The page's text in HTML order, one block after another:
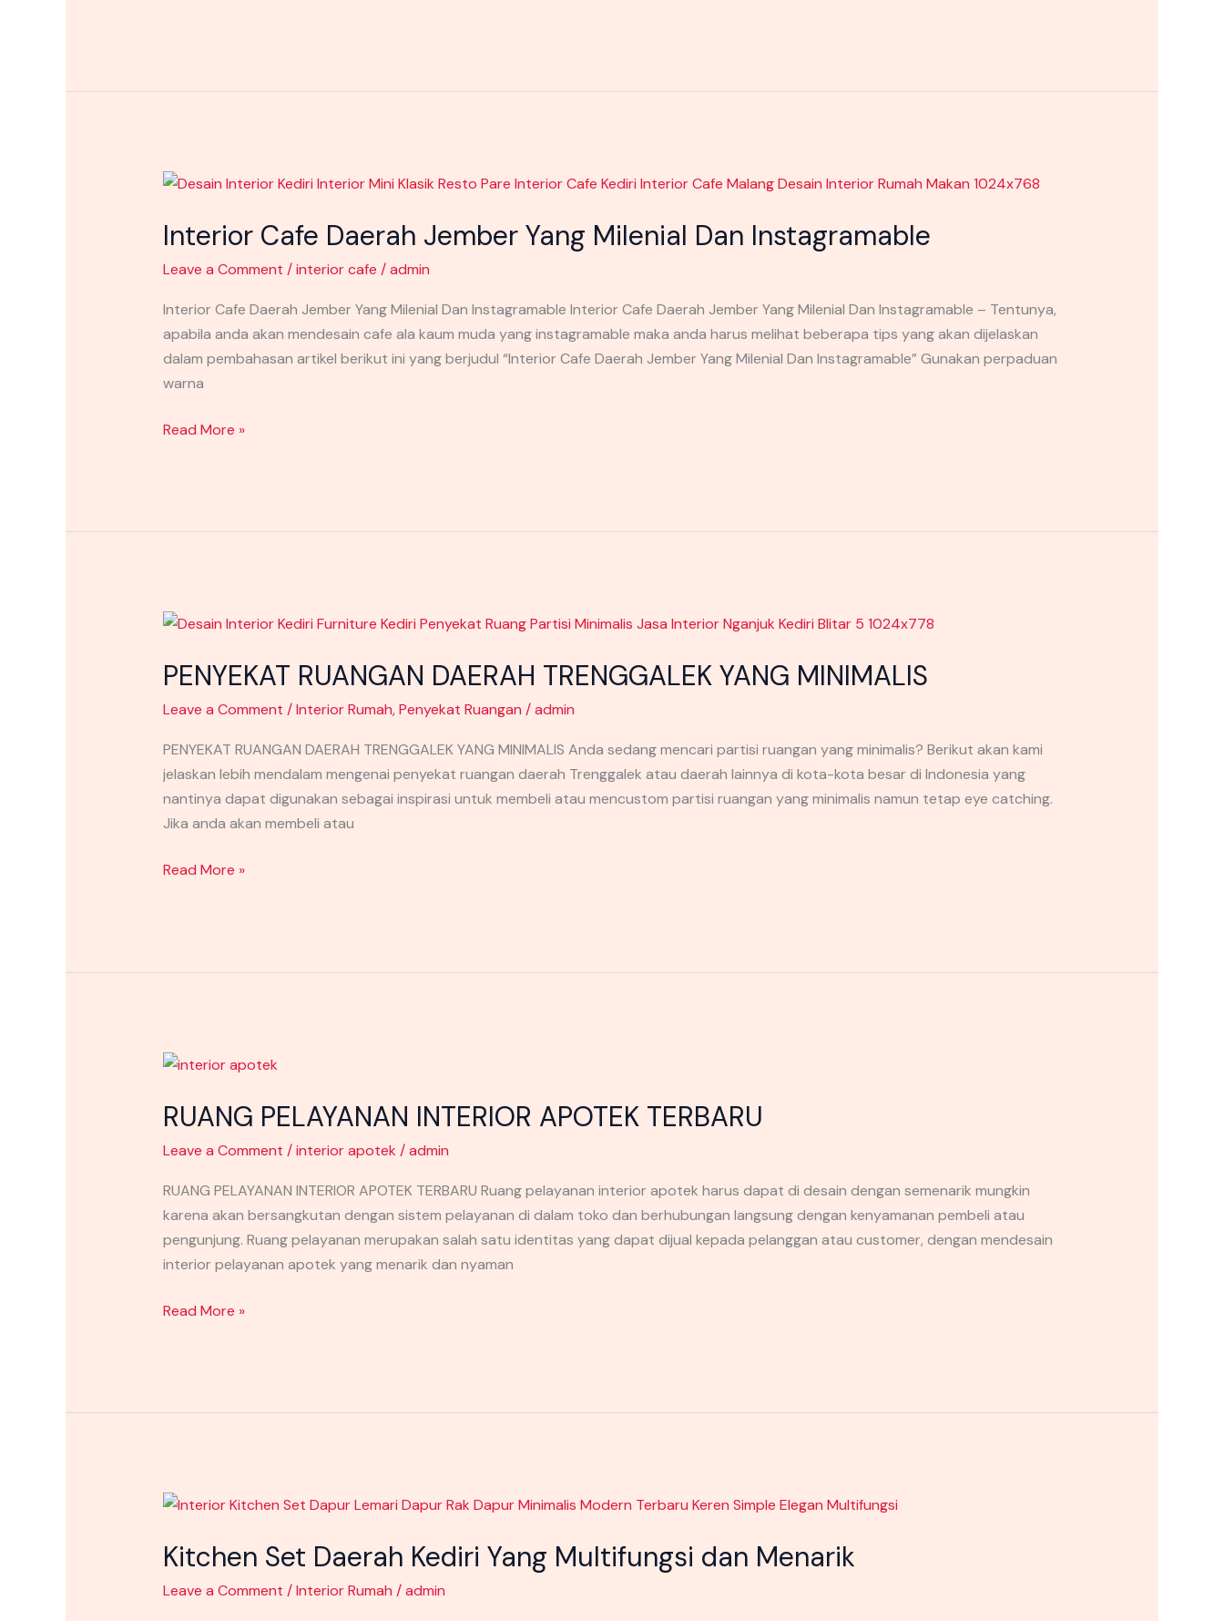
Interior Cafe Daerah Jember Yang Milenial Dan Instagramable
Leave a Comment /interior cafe /admin
Interior Cafe Daerah Jember Yang Milenial Dan Instagramable Interior Cafe Daerah Jember Yang Milenial Dan Instagramable – Tentunya,
apabila anda akan mendesain cafe ala kaum muda yang instagramable maka anda harus melihat beberapa tips yang akan dijelaskan
dalam pembahasan artikel berikut ini yang berjudul “Interior Cafe Daerah Jember Yang Milenial Dan Instagramable” Gunakan perpaduan
warna
Interior
Daerah
Yang
Milenial
Dan
Instagramable
Read More »
PENYEKAT RUANGAN DAERAH TRENGGALEK YANG MINIMALIS
Leave a Comment /Interior Rumah,Penyekat Ruangan /admin
PENYEKAT RUANGAN DAERAH TRENGGALEK YANG MINIMALIS Anda sedang mencari partisi ruangan yang minimalis? Berikut akan kami
jelaskan lebih mendalam mengenai penyekat ruangan daerah Trenggalek atau daerah lainnya di kota-kota besar di Indonesia yang
nantinya dapat digunakan sebagai inspirasi untuk membeli atau mencustom partisi ruangan yang minimalis namun tetap eye catching.
Jika anda akan membeli atau
PENYEKAT
DAERAH
YANG
MINIMALIS
Read More »
RUANG PELAYANAN INTERIOR APOTEK TERBARU
Leave a Comment /interior apotek /admin
RUANG PELAYANAN INTERIOR APOTEK TERBARU Ruang pelayanan interior apotek harus dapat di desain dengan semenarik mungkin
karena akan bersangkutan dengan sistem pelayanan di dalam toko dan berhubungan langsung dengan kenyamanan pembeli atau
pengunjung. Ruang pelayanan merupakan salah satu identitas yang dapat dijual kepada pelanggan atau customer, dengan mendesain
interior pelayanan apotek yang menarik dan nyaman
RUANG
INTERIOR
TERBARU
Read More »
Kitchen Set Daerah Kediri Yang Multifungsi dan Menarik
Leave a Comment /Interior Rumah /admin
Kitchen
Daerah
Yang